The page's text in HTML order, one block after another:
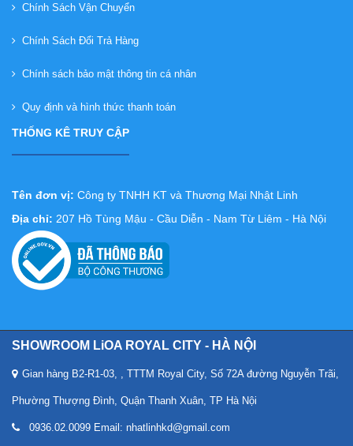
Chính Sách Vận Chuyển
Chính Sách Đổi Trả Hàng
Chính sách bảo mật thông tin cá nhân
Quy định và hình thức thanh toán
THỐNG KÊ TRUY CẬP
Tên đơn vị: Công ty TNHH KT và Thương Mại Nhật Linh
Địa chỉ: 207 Hồ Tùng Mậu - Cầu Diễn - Nam Từ Liêm - Hà Nội
SHOWROOM LiOA ROYAL CITY - HÀ NỘI
Gian hàng B2-R1-03, , TTTM Royal City, Số 72A đường Nguyễn Trãi,
Phường Thượng Đình, Quận Thanh Xuân, TP Hà Nội
0936.02.0099 Email: nhatlinhkd@gmail.com